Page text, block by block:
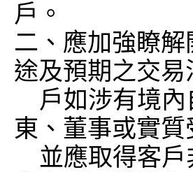
戶。
二、應加強瞭
途及預期之交
東、董事或實